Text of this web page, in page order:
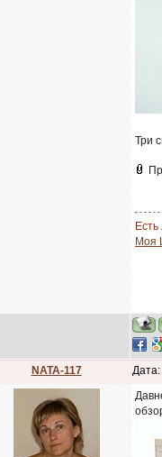
Три
Моя
NATA-117